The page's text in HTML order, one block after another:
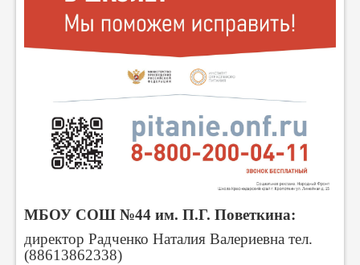
МБОУ СОШ №44 им. П.Г. Поветкина:
директор Радченко Наталия Валериевна тел.
(88613862338)